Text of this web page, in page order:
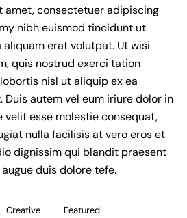
amet, consectetuer adipiscing
nibh euismod tincidunt ut
erat volutpat. Ut wisi
quis nostrud exerci tation
nisl ut aliquip ex ea
Duis autem vel eum iriure dolor in
esse molestie consequat,
nulla facilisis at vero eros et
dignissim qui blandit praesent
duis dolore tefe.
Creative Featured